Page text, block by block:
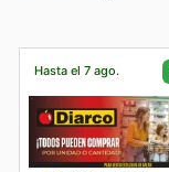
Hasta el 7 ago.